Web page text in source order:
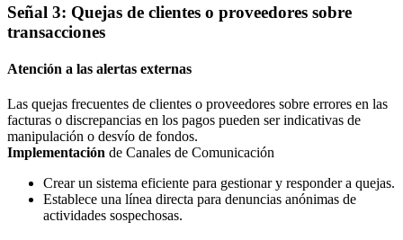
Señal 3: Quejas de clientes o proveedores sobre
transacciones
Atención a las alertas externas
Las quejas frecuentes de clientes o proveedores sobre errores en las
facturas o discrepancias en los pagos pueden ser indicativas de
manipulación o desvío de fondos.
Implementación de Canales de Comunicación
Crear un sistema eficiente para gestionar y responder a quejas.
Establece una línea directa para denuncias anónimas de
actividades sospechosas.